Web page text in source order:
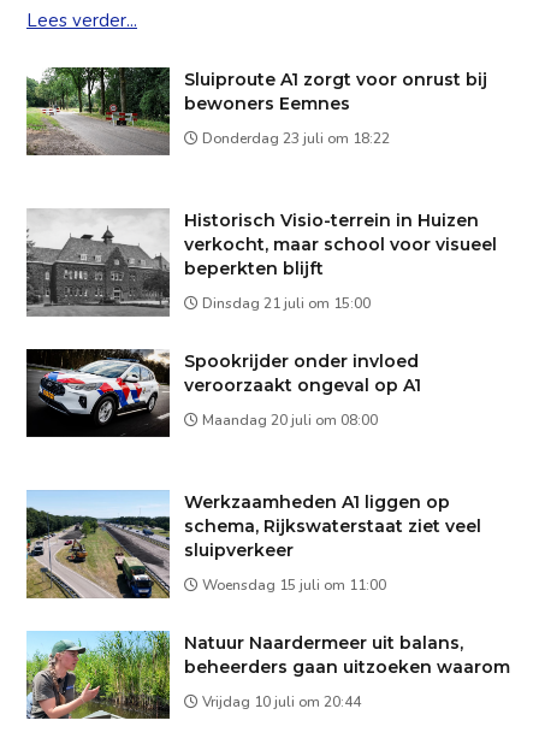
Lees verder...
Sluiproute A1 zorgt voor onrust bij
bewoners Eemnes
Donderdag 23 juli om 18:22
Historisch Visio-terrein in Huizen
verkocht, maar school voor visueel
beperkten blijft
Dinsdag 21 juli om 15:00
Spookrijder onder invloed
veroorzaakt ongeval op A1
Maandag 20 juli om 08:00
Werkzaamheden A1 liggen op
schema, Rijkswaterstaat ziet veel
sluipverkeer
Woensdag 15 juli om 11:00
Natuur Naardermeer uit balans,
beheerders gaan uitzoeken waarom
Vrijdag 10 juli om 20:44